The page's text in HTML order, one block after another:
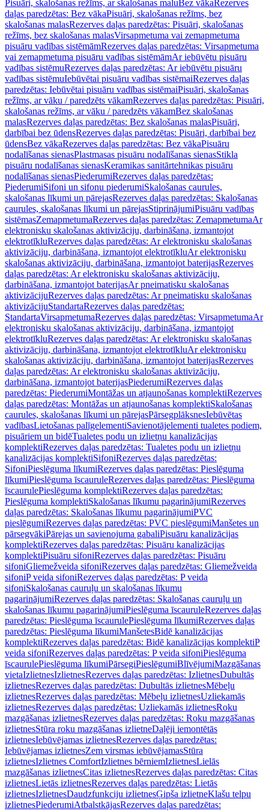
Pisuāri, skalošanas režīms, ar skalošanas maluBez vākaRezerves
daļas paredzētas: Bez vākaPisuāri, skalošanas režīms, bez
skalošanas malasRezerves daļas paredzētas: Pisuāri, skalošanas
režīms, bez skalošanas malasVirsapmetuma vai zemapmetuma
pisuāru vadības sistēmāmRezerves daļas paredzētas: Virsapmetuma
vai zemapmetuma pisuāru vadības sistēmāmAr iebūvētu pisuāru
vadības sistēmuRezerves daļas paredzētas: Ar iebūvētu pisuāru
vadības sistēmuIebūvētai pisuāru vadības sistēmaiRezerves daļas
paredzētas: Iebūvētai pisuāru vadības sistēmaiPisuāri, skalošanas
režīms, ar vāku / paredzēts vākamRezerves daļas paredzētas: Pisuāri,
skalošanas režīms, ar vāku / paredzēts vākamBez skalošanas
malasRezerves daļas paredzētas: Bez skalošanas malasPisuāri,
darbībai bez ūdensRezerves daļas paredzētas: Pisuāri, darbībai bez
ūdensBez vākaRezerves daļas paredzētas: Bez vākaPisuāru
nodalīšanas sienasPlastmasas pisuāru nodalīšanas sienasStikla
pisuāru nodalīšanas sienasKeramikas sanitārtehnikas pisuāru
nodalīšanas sienasPiederumiRezerves daļas paredzētas:
PiederumiSifoni un sifonu piederumiSkalošanas caurules,
skalošanas līkumi un pārejasRezerves daļas paredzētas: Skalošanas
caurules, skalošanas līkumi un pārejasStiprinājumiPisuāru vadības
sistēmasZemapmetumaRezerves daļas paredzētas: ZemapmetumaAr
elektronisku skalošanas aktivizāciju, darbināšana, izmantojot
elektrotīkluRezerves daļas paredzētas: Ar elektronisku skalošanas
aktivizāciju, darbināšana, izmantojot elektrotīkluAr elektronisku
skalošanas aktivizāciju, darbināšana, izmantojot baterijasRezerves
daļas paredzētas: Ar elektronisku skalošanas aktivizāciju,
darbināšana, izmantojot baterijasAr pneimatisku skalošanas
aktivizācijuRezerves daļas paredzētas: Ar pneimatisku skalošanas
aktivizācijuStandartaRezerves daļas paredzētas:
StandartaVirsapmetumaRezerves daļas paredzētas: VirsapmetumaAr
elektronisku skalošanas aktivizāciju, darbināšana, izmantojot
elektrotīkluRezerves daļas paredzētas: Ar elektronisku skalošanas
aktivizāciju, darbināšana, izmantojot elektrotīkluAr elektronisku
skalošanas aktivizāciju, darbināšana, izmantojot baterijasRezerves
daļas paredzētas: Ar elektronisku skalošanas aktivizāciju,
darbināšana, izmantojot baterijasPiederumiRezerves daļas
paredzētas: PiederumiMontāžas un atjaunošanas komplektiRezerves
daļas paredzētas: Montāžas un atjaunošanas komplektiSkalošanas
caurules, skalošanas līkumi un pārejasPārsegplāksnesIebūvētas
vadībasLietošanas palīgelementiSavienotājelementi tualetes podiem,
pisuāriem un bidēTualetes podu un izlietņu kanalizācijas
komplektiRezerves daļas paredzētas: Tualetes podu un izlietņu
kanalizācijas komplektiSifoniRezerves daļas paredzētas:
SifoniPieslēguma līkumiRezerves daļas paredzētas: Pieslēguma
līkumiPieslēguma īscauruleRezerves daļas paredzētas: Pieslēguma
īscaurulePieslēguma komplektiRezerves daļas paredzētas:
Pieslēguma komplektiSkalošanas līkumu pagarinājumiRezerves
daļas paredzētas: Skalošanas līkumu pagarinājumiPVC
pieslēgumiRezerves daļas paredzētas: PVC pieslēgumiManšetes un
pārsegvākiPārejas un savienojuma gabaliPisuāru kanalizācijas
komplektiRezerves daļas paredzētas: Pisuāru kanalizācijas
komplektiPisuāru sifoniRezerves daļas paredzētas: Pisuāru
sifoniGliemežveida sifoniRezerves daļas paredzētas: Gliemežveida
sifoniP veida sifoniRezerves daļas paredzētas: P veida
sifoniSkalošanas cauruļu un skalošanas līkumu
pagarinājumiRezerves daļas paredzētas: Skalošanas cauruļu un
skalošanas līkumu pagarinājumiPieslēguma īscauruleRezerves daļas
paredzētas: Pieslēguma īscaurulePieslēguma līkumiRezerves daļas
paredzētas: Pieslēguma līkumiManšetesBidē kanalizācijas
komplektiRezerves daļas paredzētas: Bidē kanalizācijas komplektiP
veida sifoniRezerves daļas paredzētas: P veida sifoniPieslēguma
īscaurulePieslēguma līkumiPārsegiPieslēgumiBlīvējumiMazgāšanas
vietaIzlietnesIzlietnesRezerves daļas paredzētas: IzlietnesDubultās
izlietnesRezerves daļas paredzētas: Dubultās izlietnesMēbeļu
izlietnesRezerves daļas paredzētas: Mēbeļu izlietnesUzliekamās
izlietnesRezerves daļas paredzētas: Uzliekamās izlietnesRoku
mazgāšanas izlietnesRezerves daļas paredzētas: Roku mazgāšanas
izlietnesStūra roku mazgāšanas izlietneDaļēji iemontētās
izlietnesIebūvējamas izlietnesRezerves daļas paredzētas:
Iebūvējamas izlietnesZem virsmas iebūvējamasStūra
izlietnesIzlietnes ComfortIzlietnes bērniemIzlietnesLielās
mazgāšanas izlietnesCitas izlietnesRezerves daļas paredzētas: Citas
izlietnesLietās izlietnesRezerves daļas paredzētas: Lietās
izlietnesIzlietnesDaudzfunkciju izlietnesĢipša izlietneKlašu telpu
izlietnesPiederumiAtbalstkājasRezerves daļas paredzētas: